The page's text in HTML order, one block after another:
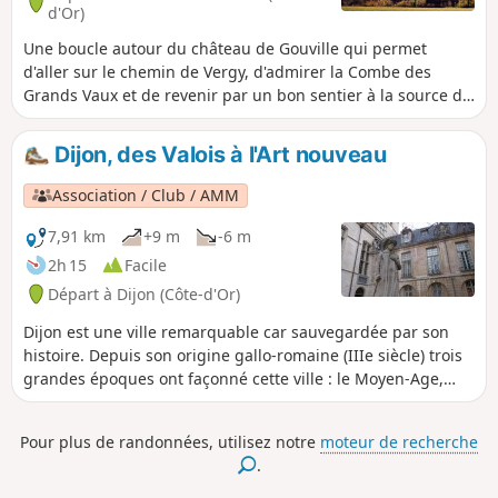
d'Or)
Une boucle autour du château de Gouville qui permet
d'aller sur le chemin de Vergy, d'admirer la Combe des
Grands Vaux et de revenir par un bon sentier à la source de
Crosne, qui jaillit d'une petite falaise.
Dijon, des Valois à l'Art nouveau
Association / Club / AMM
7,91 km
+9 m
-6 m
2h 15
Facile
Départ à Dijon (Côte-d'Or)
Dijon est une ville remarquable car sauvegardée par son
histoire. Depuis son origine gallo-romaine (IIIe siècle) trois
grandes époques ont façonné cette ville : le Moyen-Age,
avec ses églises, puis les Valois, grands ducs de
épanouissement par les hôtels particuliers des
parlementaires ; l’art nouveau aux décorations inventives.
Pour plus de randonnées, utilisez notre moteur de recherche
.